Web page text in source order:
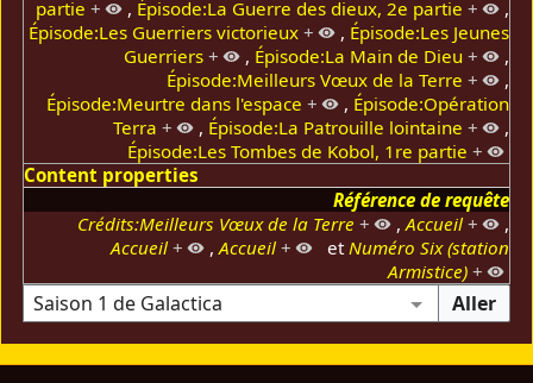
partie + , Épisode:La Guerre des dieux, 2e partie +
,
Épisode:Les Guerriers victorieux + , Épisode:Les Jeunes
Guerriers + , Épisode:La Main de Dieu +
,
Épisode:Meilleurs Vœux de la Terre +
,
Épisode:Meurtre dans l'espace + , Épisode:Opération
Terra + , Épisode:La Patrouille lointaine +
,
Épisode:Les Tombes de Kobol, 1re partie +
Content properties
Référence de requête
Crédits:Meilleurs Vœux de la Terre + ,Accueil +
,
Accueil + ,Accueil + etNuméro Six (station
Armistice) +